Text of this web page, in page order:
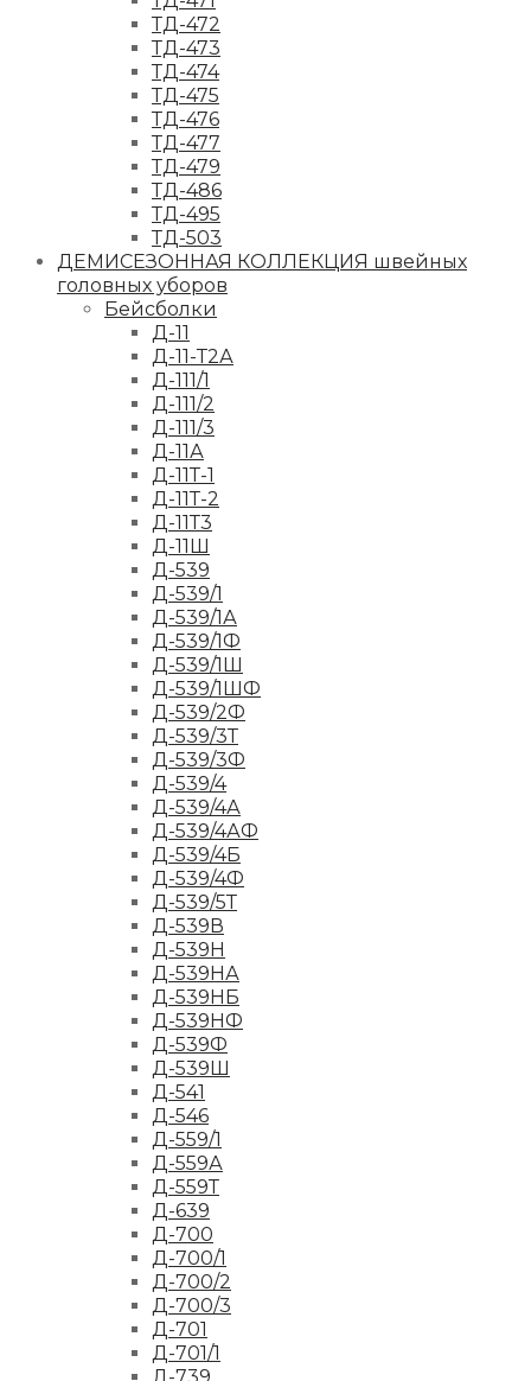
ТД-472
ТД-473
ТД-474
ТД-475
ТД-476
ТД-477
ТД-479
ТД-486
ТД-495
ТД-503
ДЕМИСЕЗОННАЯ КОЛЛЕКЦИЯ швейных
головных уборов
Бейсболки
Д-11
Д-11-Т2А
Д-111/1
Д-111/2
Д-111/3
Д-11А
Д-11Т-1
Д-11Т-2
Д-11Т3
Д-11Ш
Д-539
Д-539/1
Д-539/1А
Д-539/1Ф
Д-539/1Ш
Д-539/1ШФ
Д-539/2Ф
Д-539/3Т
Д-539/3Ф
Д-539/4
Д-539/4А
Д-539/4АФ
Д-539/4Б
Д-539/4Ф
Д-539/5Т
Д-539В
Д-539Н
Д-539НА
Д-539НБ
Д-539НФ
Д-539Ф
Д-539Ш
Д-541
Д-546
Д-559/1
Д-559А
Д-559Т
Д-639
Д-700
Д-700/1
Д-700/2
Д-700/3
Д-701
Д-701/1